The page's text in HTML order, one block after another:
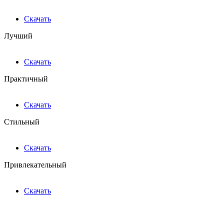
Скачать
Лучший
Скачать
Практичный
Скачать
Стильный
Скачать
Привлекательный
Скачать